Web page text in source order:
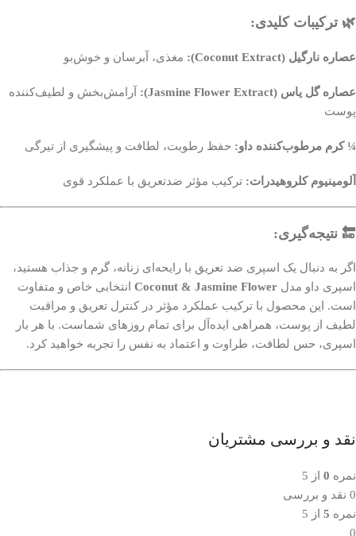
🌿 ترکیبات کلیدی:
عصاره نارگیل (Coconut Extract): مغذی، آبرسان و خوش‌بو
عصاره گل یاس (Jasmine Flower Extract):
آرامش‌بخش و لطیف‌کننده
پوست
¼ کرم مرطوب‌کننده داو: حفظ رطوبت، لطافت و پیشگیری از تیرگی
آلومینیوم کلروهیدرات: ترکیب مؤثر ضدتعریق با عملکرد قوی
🔚 نتیجه‌گیری:
اگر به دنبال یک اسپری ضد تعریق با رایحه‌ای زنانه، گرم و جذاب هستید،
اسپری داو مدل Coconut & Jasmine Flower انتخابی خاص و متفاوت
است. این محصول با ترکیب عملکرد مؤثر در کنترل تعریق و مراقبت
لطیف از پوست، همراهی ایده‌آل برای تمام روزهای شماست. با هر بار
اسپری، حس لطافت، طراوت و اعتماد به نفس را تجربه خواهید کرد.
نقد و بررسی مشتریان
نمره 0 از 5
0 نقد و بررسی
نمره 5 از 5
0